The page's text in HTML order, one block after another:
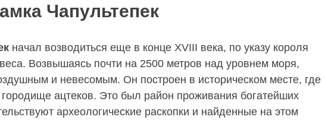
Чапультепек
начал возводиться еще в конце XVIII века, по указу короля
Возвышаясь почти на 2500 метров над уровнем моря,
и невесомым. Он построен в историческом месте, где
ацтеков. Это был район проживания богатейших
археологические раскопки и найденные на этом